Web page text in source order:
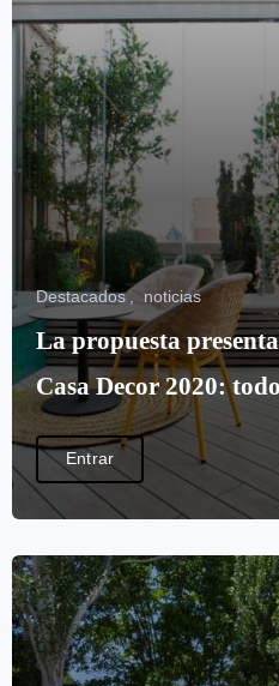
Destacados noticias
La propuesta
Casa Decor 2020:
Entrar